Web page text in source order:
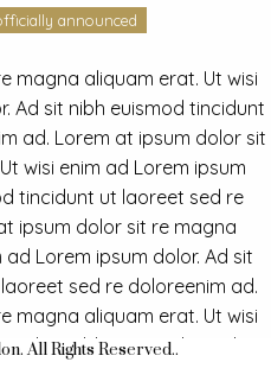
announced
magna aliquam erat. Ut wisi
Ad sit nibh euismod tincidunt
ad. Lorem at ipsum dolor sit
wisi enim ad Lorem ipsum
tincidunt ut laoreet sed re
ipsum dolor sit re magna
Lorem ipsum dolor. Ad sit
sed re doloreenim ad.
magna aliquam erat. Ut wisi
Ad sit nibh euismod tincidunt
All Rights Reserved..